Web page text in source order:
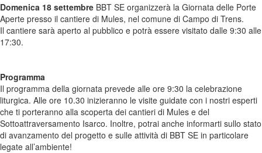
Domenica 18 settembre BBT SE organizzerà la Giornata delle Porte
Aperte presso il cantiere di Mules, nel comune di Campo di Trens.
Il cantiere sarà aperto al pubblico e potrà essere visitato dalle 9:30 alle
17:30.
Programma
Il programma della giornata prevede alle ore 9:30 la celebrazione
liturgica. Alle ore 10.30 inizieranno le visite guidate con i nostri esperti
che ti porteranno alla scoperta dei cantieri di Mules e del
Sottoattraversamento Isarco. Inoltre, potrai anche informarti sullo stato
di avanzamento del progetto e sulle attività di BBT SE in particolare
legate all’ambiente!